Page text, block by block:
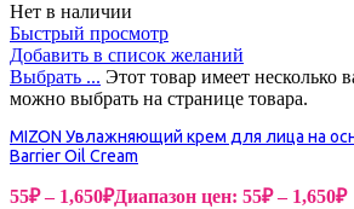
Нет в наличии
Быстрый просмотр
Добавить в список желаний
Выбрать ... Этот товар имеет несколько
можно выбрать на странице товара.
MIZON Увлажняющий крем для лица на
Barrier Oil Cream
55₽ – 1,650₽Диапазон цен: 55₽ – 1,650₽